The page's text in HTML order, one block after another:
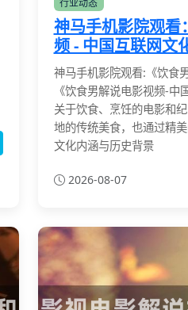
行业动态
神马手机影院观看
频 - 中国互联网文
神马手机影院观看:《饮食
《饮食男解说电影视频-中
关于饮食、烹饪的电影和
地的传统美食，也通过精
文化内涵与历史背景
2026-08-07